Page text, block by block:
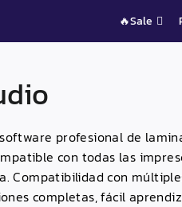
🔥Sale
profesional de
con todas las
Compatibilidad con
completas, fácil